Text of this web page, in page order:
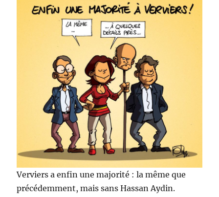
Verviers a enfin une majorité : la même que
précédemment, mais sans Hassan Aydin.